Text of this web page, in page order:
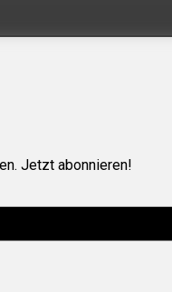
Jetzt abonnieren!